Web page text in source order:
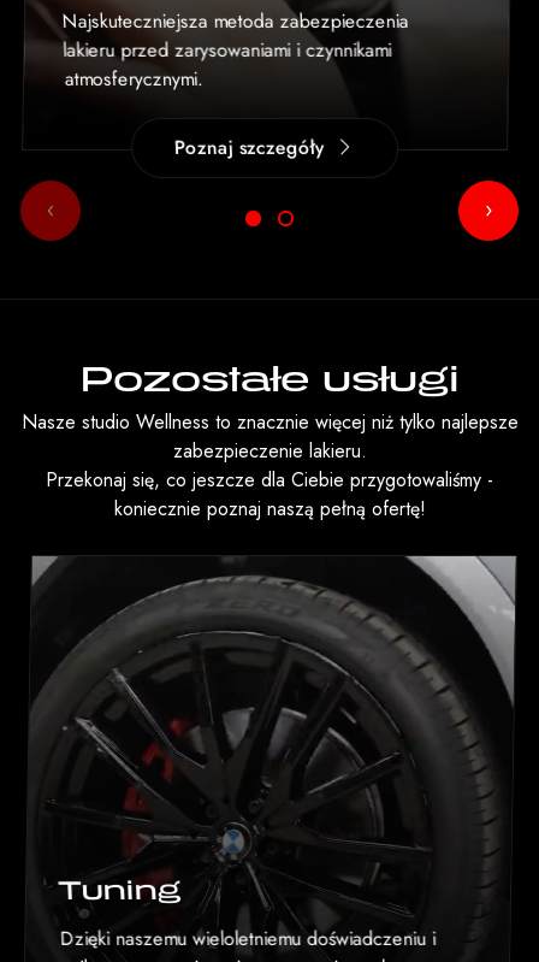
Najskuteczniejsza metoda zabezpieczenia
lakieru przed zarysowaniami i czynnikami
atmosferycznymi.
Poznaj szczegóły
‹ ›
Pozostałe usługi
Nasze studio Wellness to znacznie więcej niż tylko najlepsze
zabezpieczenie lakieru.
Przekonaj się, co jeszcze dla Ciebie przygotowaliśmy -
koniecznie poznaj naszą pełną ofertę!
Tuning
Dzięki naszemu wieloletniemu doświadczeniu i